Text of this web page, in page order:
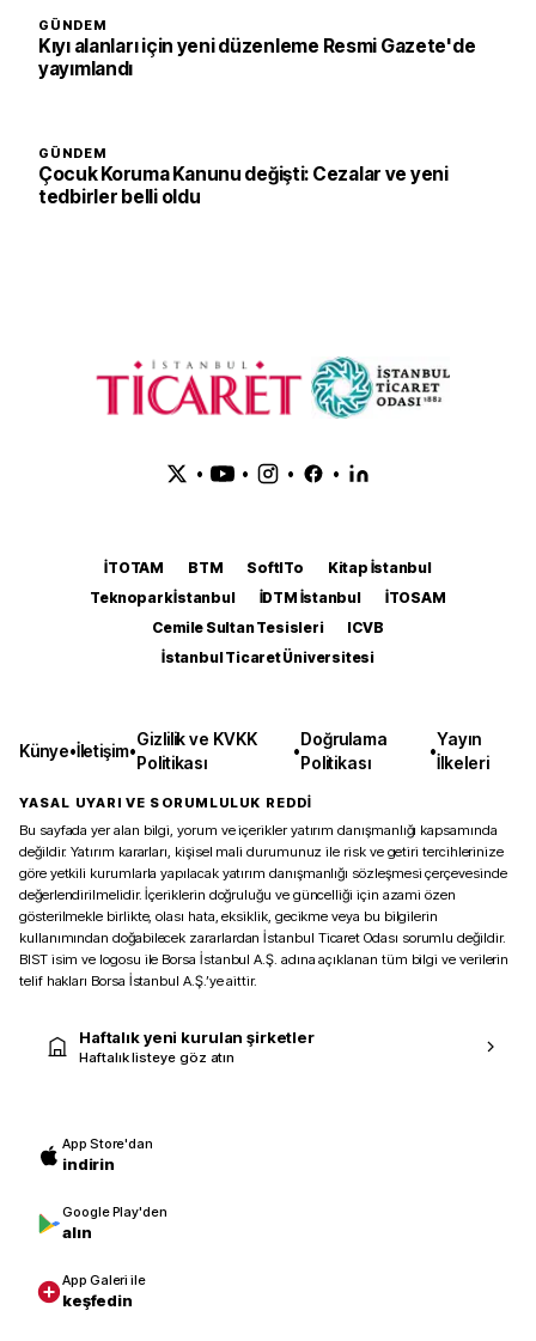
GÜNDEM
Kıyı alanları için yeni düzenleme Resmi Gazete'de
yayımlandı
GÜNDEM
Çocuk Koruma Kanunu değişti: Cezalar ve yeni
tedbirler belli oldu
• • • •
İTOTAM BTM SoftITo
Kitap İstanbul
Teknopark İstanbul
İDTM İstanbul
İTOSAM
Cemile Sultan Tesisleri
ICVB
İstanbul Ticaret Üniversitesi
Künye•İletişim•
Gizlilik ve KVKK
Politikası
•
Doğrulama
Politikası
•
Yayın
İlkeleri
YASAL UYARI VE SORUMLULUK REDDİ
Bu sayfada yer alan bilgi, yorum ve içerikler yatırım danışmanlığı kapsamında
değildir. Yatırım kararları, kişisel mali durumunuz ile risk ve getiri tercihlerinize
göre yetkili kurumlarla yapılacak yatırım danışmanlığı sözleşmesi çerçevesinde
değerlendirilmelidir. İçeriklerin doğruluğu ve güncelliği için azami özen
gösterilmekle birlikte, olası hata, eksiklik, gecikme veya bu bilgilerin
kullanımından doğabilecek zararlardan İstanbul Ticaret Odası sorumlu değildir.
BIST isim ve logosu ile Borsa İstanbul A.Ş. adına açıklanan tüm bilgi ve verilerin
telif hakları Borsa İstanbul A.Ş.’ye aittir.
Haftalık yeni kurulan şirketler
Haftalık listeye göz atın
App Store'dan
indirin
Google Play'den
alın
App Galeri ile
keşfedin